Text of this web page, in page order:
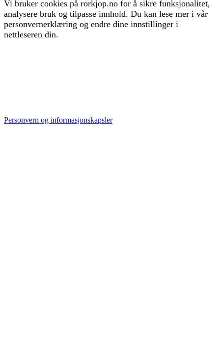
Vi bruker cookies på rorkjop.no for å sikre funksjonalitet,
analysere bruk og tilpasse innhold. Du kan lese mer i vår
personvernerklæring og endre dine innstillinger i
nettleseren din.
Personvern og informasjonskapsler